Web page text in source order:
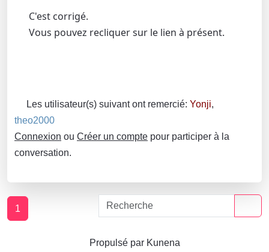
C'est corrigé.
Vous pouvez recliquer sur le lien à présent.
Les utilisateur(s) suivant ont remercié: Yonji,
theo2000
Connexion ou Créer un compte pour participer à la
conversation.
1
Propulsé par Kunena